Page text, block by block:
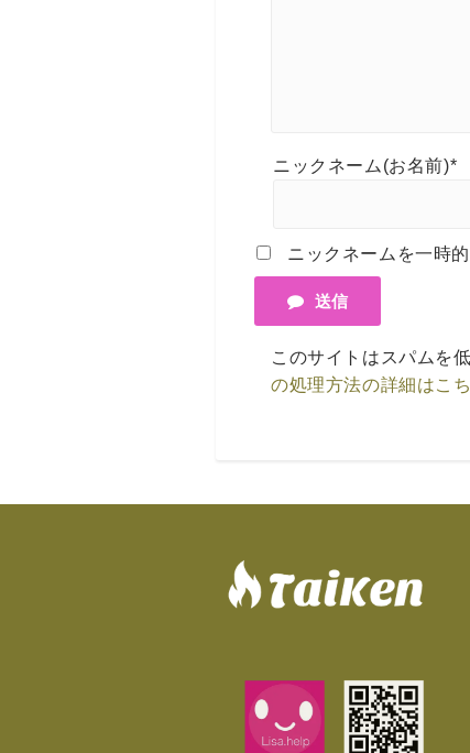
ニックネーム(お名前)*
ニックネームを一時的
送信
このサイトはスパムを
の処理方法の詳細はこ